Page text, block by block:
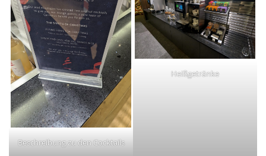
Beschreibung zu den Cocktails
Heißgetränke